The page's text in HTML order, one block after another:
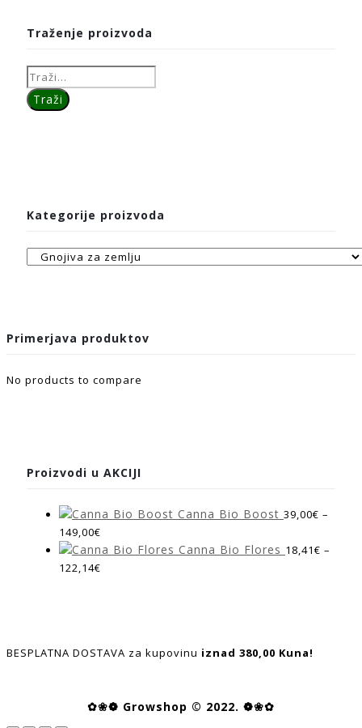
Traženje proizvoda
Kategorije proizvoda
Primerjava produktov
No products to compare
Proizvodi u AKCIJI
Canna Bio Boost 39,00€ –
149,00€
Canna Bio Flores 18,41€ –
122,14€
BESPLATNA DOSTAVA za kupovinu iznad 380,00 Kuna!
✿❀❁ Growshop © 2022. ❁❀✿